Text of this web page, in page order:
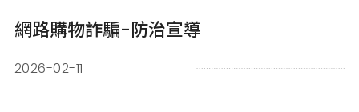
網路購物詐騙-防治宣導
2026-02-11